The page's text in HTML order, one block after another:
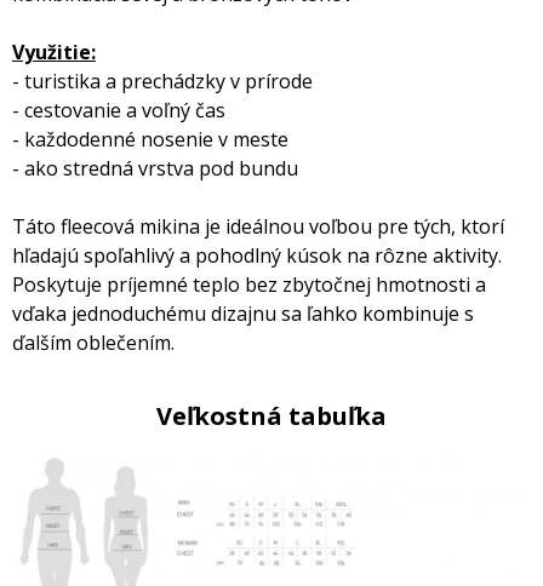
Využitie:
- turistika a prechádzky v prírode
- cestovanie a voľný čas
- každodenné nosenie v meste
- ako stredná vrstva pod bundu
Táto fleecová mikina je ideálnou voľbou pre tých, ktorí
hľadajú spoľahlivý a pohodlný kúsok na rôzne aktivity.
Poskytuje príjemné teplo bez zbytočnej hmotnosti a
vďaka jednoduchému dizajnu sa ľahko kombinuje s
ďalším oblečením.
Veľkostná tabuľka